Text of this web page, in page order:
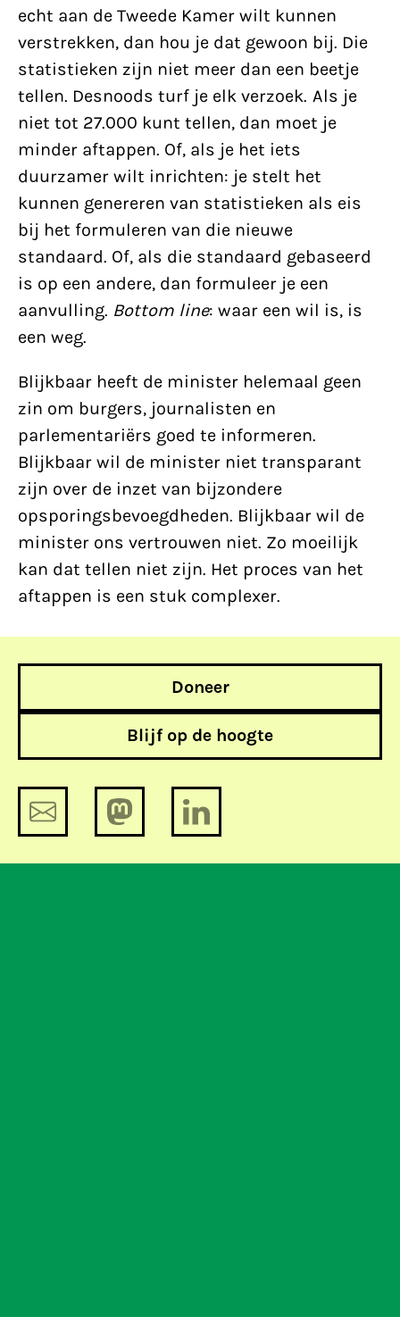
echt aan de Tweede Kamer wilt kunnen
verstrekken, dan hou je dat gewoon bij. Die
statistieken zijn niet meer dan een beetje
tellen. Desnoods turf je elk verzoek. Als je
niet tot 27.000 kunt tellen, dan moet je
minder aftappen. Of, als je het iets
duurzamer wilt inrichten: je stelt het
kunnen genereren van statistieken als eis
bij het formuleren van die nieuwe
standaard. Of, als die standaard gebaseerd
is op een andere, dan formuleer je een
aanvulling. Bottom line: waar een wil is, is
een weg.
Blijkbaar heeft de minister helemaal geen
zin om burgers, journalisten en
parlementariërs goed te informeren.
Blijkbaar wil de minister niet transparant
zijn over de inzet van bijzondere
opsporingsbevoegdheden. Blijkbaar wil de
minister ons vertrouwen niet. Zo moeilijk
kan dat tellen niet zijn. Het proces van het
aftappen is een stuk complexer.
Doneer
Blijf op de hoogte